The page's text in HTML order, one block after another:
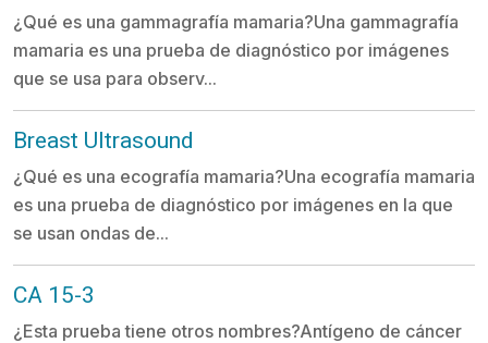
¿Qué es una gammagrafía mamaria?Una gammagrafía
mamaria es una prueba de diagnóstico por imágenes
que se usa para observ...
Breast Ultrasound
¿Qué es una ecografía mamaria?Una ecografía mamaria
es una prueba de diagnóstico por imágenes en la que
se usan ondas de...
CA 15-3
¿Esta prueba tiene otros nombres?Antígeno de cáncer